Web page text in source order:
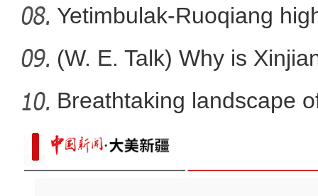
新疆库尔勒市回应香梨采
Yetimbulak-Ruoqiang
ope
(W. E. Talk) Why is
Breathtaking landscape